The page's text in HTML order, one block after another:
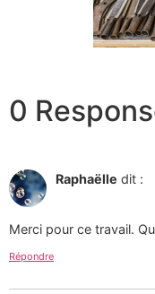
0
Raphaëlle dit :
Merci pour ce travail.
Répondre